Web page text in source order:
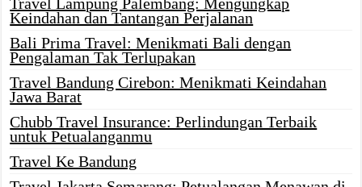
Keindahan dan Tantangan Perjalanan
Bali Prima Travel: Menikmati Bali dengan
Pengalaman Tak Terlupakan
Travel Bandung Cirebon: Menikmati Keindahan
Jawa Barat
Chubb Travel Insurance: Perlindungan Terbaik
untuk Petualanganmu
Travel Ke Bandung